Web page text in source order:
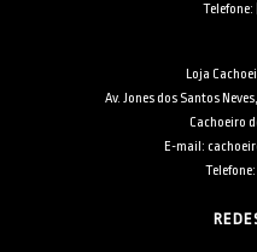
Telefone:
Loja
Av. Jones dos Santos
Cachoeiro
E-mail:
Telefone: